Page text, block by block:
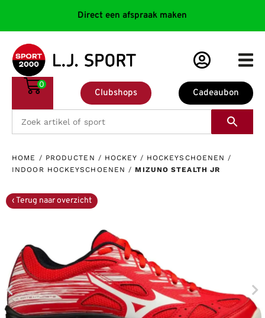
Direct een afspraak maken
Cadeaubon
Clubshops
0
HOME / PRODUCTEN / HOCKEY / HOCKEYSCHOENEN /
INDOOR HOCKEYSCHOENEN /MIZUNO STEALTH JR